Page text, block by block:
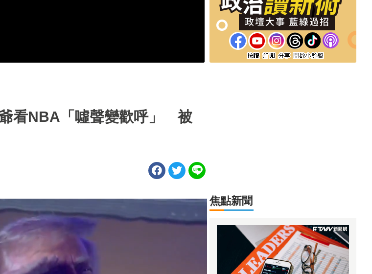
看NBA「噓聲變歡呼」 被
焦點新聞